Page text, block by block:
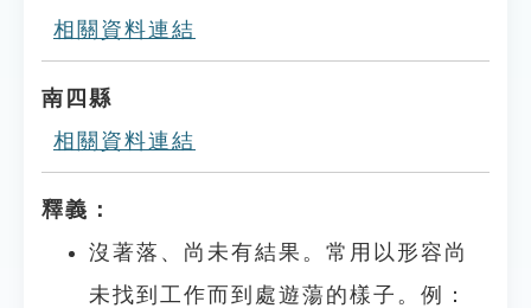
相關資料連結
南四縣
相關資料連結
釋義：
沒著落、尚未有結果。常用以形容尚
未找到工作而到處遊蕩的樣子。例：